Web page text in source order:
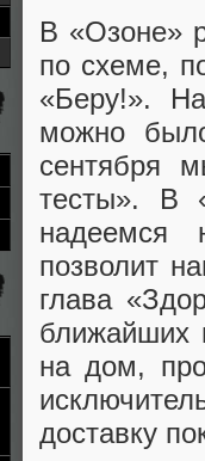
В «Озоне»
по схеме,
«Беру!».
можно
сентября
тесты». В
надеемся
позволит
глава
ближайших
на дом,
доставку